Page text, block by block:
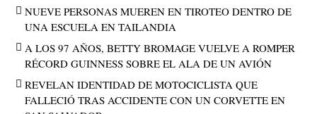
NUEVE PERSONAS MUEREN EN TIROTEO DENTRO DE
UNA ESCUELA EN TAILANDIA
A LOS 97 AÑOS, BETTY BROMAGE VUELVE A ROMPER
RÉCORD GUINNESS SOBRE EL ALA DE UN AVIÓN
REVELAN IDENTIDAD DE MOTOCICLISTA QUE
FALLECIÓ TRAS ACCIDENTE CON UN CORVETTE EN